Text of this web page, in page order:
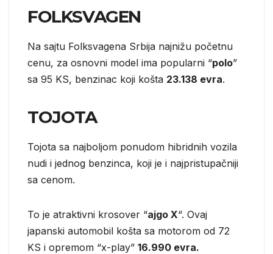
FOLKSVAGEN
Na sajtu Folksvagena Srbija najnižu početnu
cenu, za osnovni model ima popularni “polo”
sa 95 KS, benzinac koji košta 23.138 evra.
TOJOTA
Tojota sa najboljom ponudom hibridnih vozila
nudi i jednog benzinca, koji je i najpristupačniji
sa cenom.
To je atraktivni krosover “ajgo X“. Ovaj
japanski automobil košta sa motorom od 72
KS i opremom “x-play” 16.990 evra.